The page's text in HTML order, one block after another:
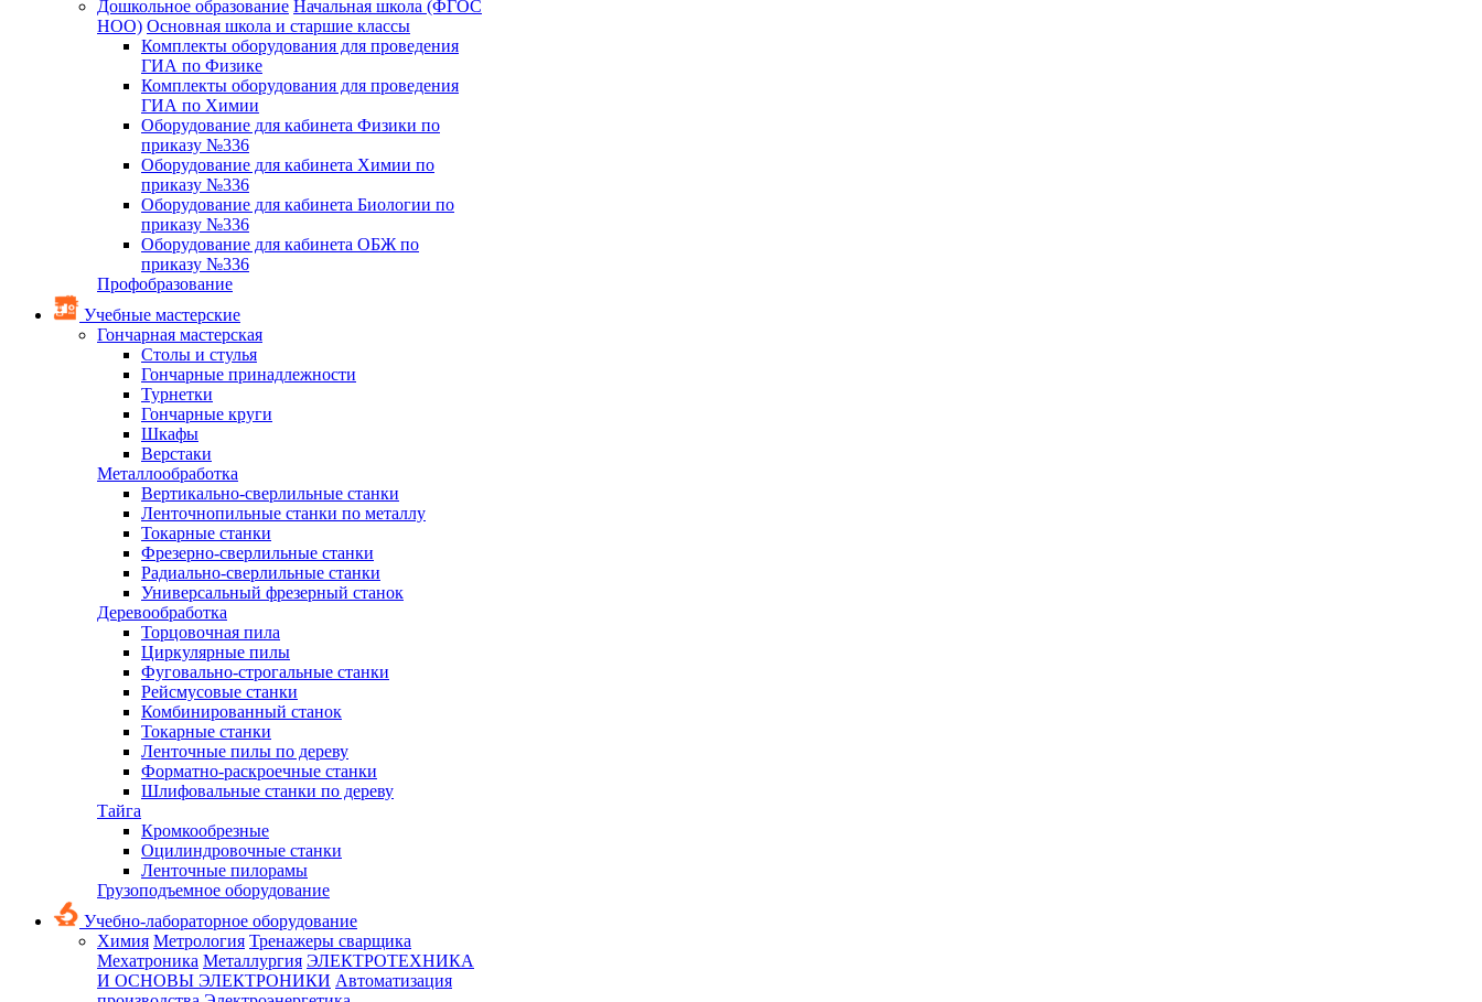
Дошкольное образование Начальная школа (ФГОС
НОО) Основная школа и старшие классы
Комплекты оборудования для проведения
ГИА по Физике
Комплекты оборудования для проведения
ГИА по Химии
Оборудование для кабинета Физики по
приказу №336
Оборудование для кабинета Химии по
приказу №336
Оборудование для кабинета Биологии по
приказу №336
Оборудование для кабинета ОБЖ по
приказу №336
Профобразование
Учебные мастерские
Гончарная мастерская
Столы и стулья
Гончарные принадлежности
Турнетки
Гончарные круги
Шкафы
Верстаки
Металлообработка
Вертикально-сверлильные станки
Ленточнопильные станки по металлу
Токарные станки
Фрезерно-сверлильные станки
Радиально-сверлильные станки
Универсальный фрезерный станок
Деревообработка
Торцовочная пила
Циркулярные пилы
Фуговально-строгальные станки
Рейсмусовые станки
Комбинированный станок
Токарные станки
Ленточные пилы по дереву
Форматно-раскроечные станки
Шлифовальные станки по дереву
Тайга
Кромкообрезные
Оцилиндровочные станки
Ленточные пилорамы
Грузоподъемное оборудование
Учебно-лабораторное оборудование
Химия Метрология Тренажеры сварщика
Мехатроника Металлургия ЭЛЕКТРОТЕХНИКА
И ОСНОВЫ ЭЛЕКТРОНИКИ Автоматизация